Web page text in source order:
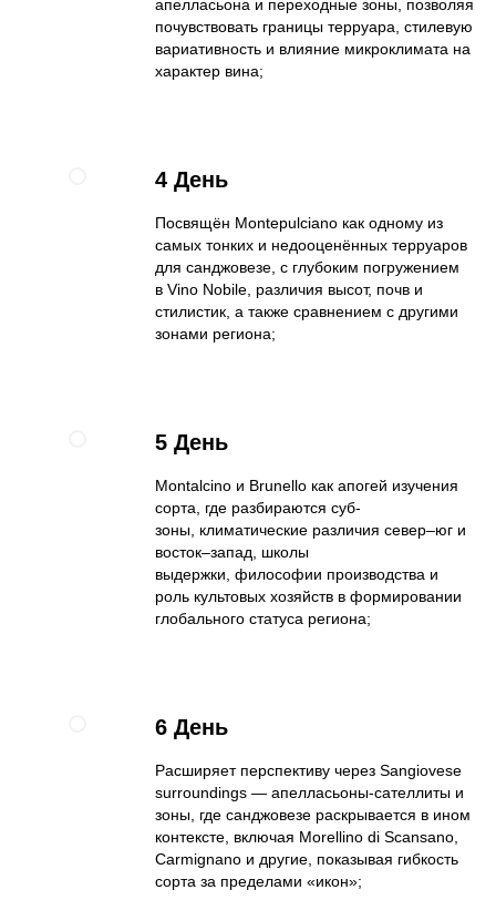
апелласьона и переходные зоны, позволяя
почувствовать границы терруара, стилевую
вариативность и влияние микроклимата на
характер вина;
4 День
Посвящён Montepulciano как одному из
самых тонких и недооценённых терруаров
для санджовезе, с глубоким погружением
в Vino Nobile, различия высот, почв и
стилистик, а также сравнением с другими
зонами региона;
5 День
Montalcino и Brunello как апогей изучения
сорта, где разбираются суб-
зоны, климатические различия север–юг и
восток–запад, школы
выдержки, философии производства и
роль культовых хозяйств в формировании
глобального статуса региона;
6 День
Расширяет перспективу через Sangiovese
surroundings — апелласьоны-сателлиты и
зоны, где санджовезе раскрывается в ином
контексте, включая Morellino di Scansano,
Carmignano и другие, показывая гибкость
сорта за пределами «икон»;